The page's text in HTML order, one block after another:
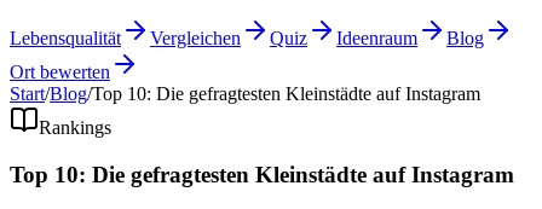
Lebensqualität Vergleichen Quiz Ideenraum
Blog
Ort bewerten
Start/Blog/Top 10: Die gefragtesten Kleinstädte auf Instagram
Rankings
Top 10: Die gefragtesten Kleinstädte auf Instagram